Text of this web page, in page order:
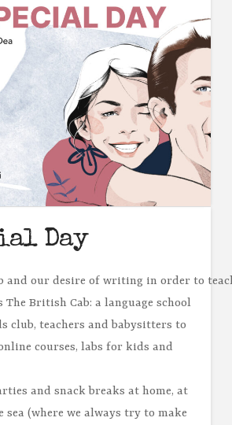
Day
and our desire of writing in order to
The British Cab: a language school
club, teachers and babysitters to
courses, labs for kids and
and snack breaks at home, at
sea (where we always try to make